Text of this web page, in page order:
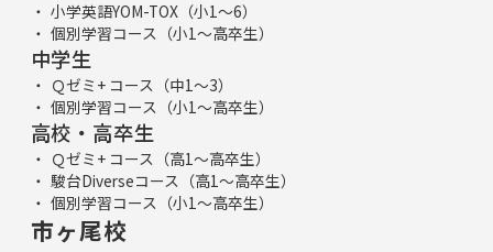
小学英語YOM-TOX（小1～6）
個別学習コース（小1～高卒生）
中学生
Ｑゼミ+ コース（中1～3）
個別学習コース（小1～高卒生）
高校・高卒生
Ｑゼミ+ コース（高1～高卒生）
駿台Diverseコース（高1～高卒生）
個別学習コース（小1～高卒生）
市ヶ尾校